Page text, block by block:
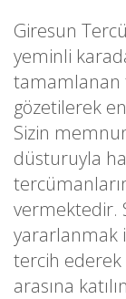
Giresun
yeminli
tamamlanan
gözetilerek en
Sizin
düsturuyla
vermektedir.
yararlanmak
tercih
arasına